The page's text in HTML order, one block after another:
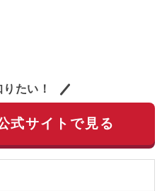
たい！
式サイトで見る